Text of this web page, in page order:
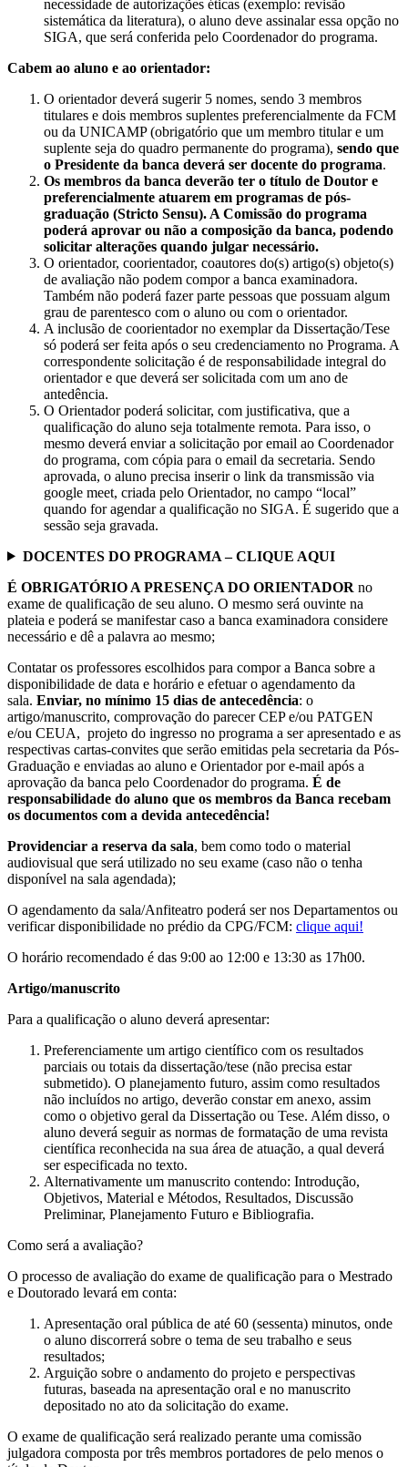
necessidade de autorizações éticas (exemplo: revisão
sistemática da literatura), o aluno deve assinalar essa opção no
SIGA, que será conferida pelo Coordenador do programa.
Cabem ao aluno e ao orientador:
O orientador deverá sugerir 5 nomes, sendo 3 membros
titulares e dois membros suplentes preferencialmente da FCM
ou da UNICAMP (obrigatório que um membro titular e um
suplente seja do quadro permanente do programa), sendo que
o Presidente da banca deverá ser docente do programa.
Os membros da banca deverão ter o título de Doutor e
preferencialmente atuarem em programas de pós-
graduação (Stricto Sensu). A Comissão do programa
poderá aprovar ou não a composição da banca, podendo
solicitar alterações quando julgar necessário.
O orientador, coorientador, coautores do(s) artigo(s) objeto(s)
de avaliação não podem compor a banca examinadora.
Também não poderá fazer parte pessoas que possuam algum
grau de parentesco com o aluno ou com o orientador.
A inclusão de coorientador no exemplar da Dissertação/Tese
só poderá ser feita após o seu credenciamento no Programa. A
correspondente solicitação é de responsabilidade integral do
orientador e que deverá ser solicitada com um ano de
antedência.
O Orientador poderá solicitar, com justificativa, que a
qualificação do aluno seja totalmente remota. Para isso, o
mesmo deverá enviar a solicitação por email ao Coordenador
do programa, com cópia para o email da secretaria. Sendo
aprovada, o aluno precisa inserir o link da transmissão via
google meet, criada pelo Orientador, no campo “local”
quando for agendar a qualificação no SIGA. É sugerido que a
sessão seja gravada.
DOCENTES DO PROGRAMA – CLIQUE AQUI
É OBRIGATÓRIO A PRESENÇA DO ORIENTADOR no
exame de qualificação de seu aluno. O mesmo será ouvinte na
plateia e poderá se manifestar caso a banca examinadora considere
necessário e dê a palavra ao mesmo;
Contatar os professores escolhidos para compor a Banca sobre a
disponibilidade de data e horário e efetuar o agendamento da
sala. Enviar, no mínimo 15 dias de antecedência: o
artigo/manuscrito, comprovação do parecer CEP e/ou PATGEN
e/ou CEUA, projeto do ingresso no programa a ser apresentado e as
respectivas cartas-convites que serão emitidas pela secretaria da Pós-
Graduação e enviadas ao aluno e Orientador por e-mail após a
aprovação da banca pelo Coordenador do programa. É de
responsabilidade do aluno que os membros da Banca recebam
os documentos com a devida antecedência!
Providenciar a reserva da sala, bem como todo o material
audiovisual que será utilizado no seu exame (caso não o tenha
disponível na sala agendada);
O agendamento da sala/Anfiteatro poderá ser nos Departamentos ou
verificar disponibilidade no prédio da CPG/FCM: clique aqui!
O horário recomendado é das 9:00 ao 12:00 e 13:30 as 17h00.
Artigo/manuscrito
Para a qualificação o aluno deverá apresentar:
Preferenciamente um artigo científico com os resultados
parciais ou totais da dissertação/tese (não precisa estar
submetido). O planejamento futuro, assim como resultados
não incluídos no artigo, deverão constar em anexo, assim
como o objetivo geral da Dissertação ou Tese. Além disso, o
aluno deverá seguir as normas de formatação de uma revista
científica reconhecida na sua área de atuação, a qual deverá
ser especificada no texto.
Alternativamente um manuscrito contendo: Introdução,
Objetivos, Material e Métodos, Resultados, Discussão
Preliminar, Planejamento Futuro e Bibliografia.
Como será a avaliação?
O processo de avaliação do exame de qualificação para o Mestrado
e Doutorado levará em conta:
Apresentação oral pública de até 60 (sessenta) minutos, onde
o aluno discorrerá sobre o tema de seu trabalho e seus
resultados;
Arguição sobre o andamento do projeto e perspectivas
futuras, baseada na apresentação oral e no manuscrito
depositado no ato da solicitação do exame.
O exame de qualificação será realizado perante uma comissão
julgadora composta por três membros portadores de pelo menos o